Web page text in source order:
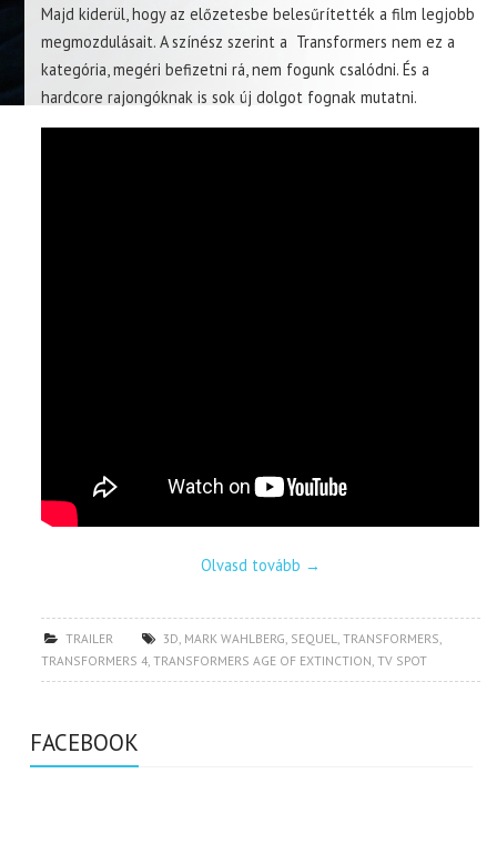
Majd kiderül, hogy az előzetesbe belesűrítették a film legjobb
megmozdulásait. A színész szerint a Transformers nem ez a
kategória, megéri befizetni rá, nem fogunk csalódni. És a
hardcore rajongóknak is sok új dolgot fognak mutatni.
Olvasd tovább →
TRAILER 3D, MARK WAHLBERG, SEQUEL,TRANSFORMERS,
TRANSFORMERS 4,TRANSFORMERS AGE OF EXTINCTION,TV SPOT
FACEBOOK